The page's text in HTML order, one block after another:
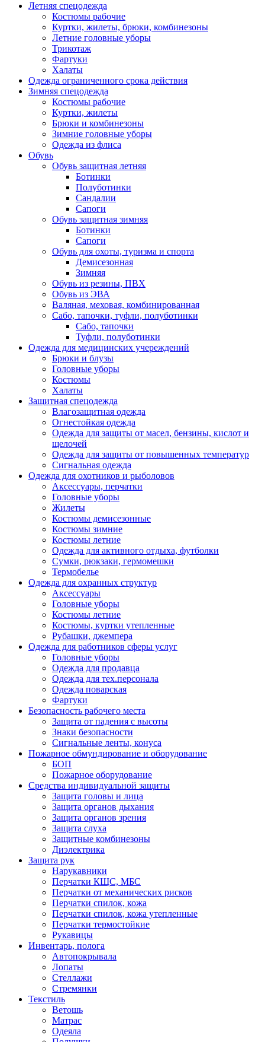
Летняя спецодежда
Костюмы рабочие
Куртки, жилеты, брюки, комбинезоны
Летние головные уборы
Трикотаж
Фартуки
Халаты
Одежда ограниченного срока действия
Зимняя спецодежда
Костюмы рабочие
Куртки, жилеты
Брюки и комбинезоны
Зимние головные уборы
Одежда из флиса
Обувь
Обувь защитная летняя
Ботинки
Полуботинки
Сандалии
Сапоги
Обувь защитная зимняя
Ботинки
Сапоги
Обувь для охоты, туризма и спорта
Демисезонная
Зимняя
Обувь из резины, ПВХ
Обувь из ЭВА
Валяная, меховая, комбинированная
Сабо, тапочки, туфли, полуботинки
Сабо, тапочки
Туфли, полуботинки
Одежда для медицинских учереждений
Брюки и блузы
Головные уборы
Костюмы
Халаты
Защитная спецодежда
Влагозащитная одежда
Огнестойкая одежда
Одежда для защиты от масел, бензины, кислот и
щелочей
Одежда для защиты от повышенных температур
Сигнальная одежда
Одежда для охотников и рыболовов
Аксессуары, перчатки
Головные уборы
Жилеты
Костюмы демисезонные
Костюмы зимние
Костюмы летние
Одежда для активного отдыха, футболки
Сумки, рюкзаки, гермомешки
Термобелье
Одежда для охранных структур
Аксессуары
Головные уборы
Костюмы летние
Костюмы, куртки утепленные
Рубашки, джемпера
Одежда для работников сферы услуг
Головные уборы
Одежда для продавца
Одежда для тех.персонала
Одежда поварская
Фартуки
Безопасность рабочего места
Защита от падения с высоты
Знаки безопасности
Сигнальные ленты, конуса
Пожарное обмундирование и оборудование
БОП
Пожарное оборудование
Средства индивидуальной защиты
Защита головы и лица
Защита органов дыхания
Защита органов зрения
Защита слуха
Защитные комбинезоны
Диэлектрика
Защита рук
Нарукавники
Перчатки КЩС, МБС
Перчатки от механических рисков
Перчатки спилок, кожа
Перчатки спилок, кожа утепленные
Перчатки термостойкие
Рукавицы
Инвентарь, полога
Автопокрывала
Лопаты
Стеллажи
Стремянки
Текстиль
Ветошь
Матрас
Одеяла